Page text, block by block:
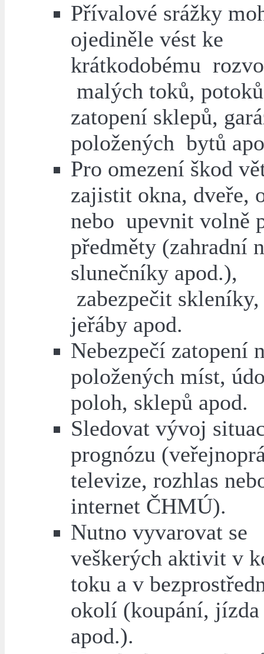
Přívalové srážky
ojediněle vést ke
krátkodobému
malých toků,
zatopení sklepů,
položených bytů
Pro omezení škod
zajistit okna, dveře,
nebo upevnit volně
předměty (zahradní
slunečníky apod.),
zabezpečit
jeřáby apod.
Nebezpečí zatopení
položených míst,
poloh, sklepů apod.
Sledovat vývoj
prognózu
televize, rozhlas
internet ČHMÚ).
Nutno vyvarovat se
veškerých aktivit v
toku a v
okolí (koupání,
apod.).